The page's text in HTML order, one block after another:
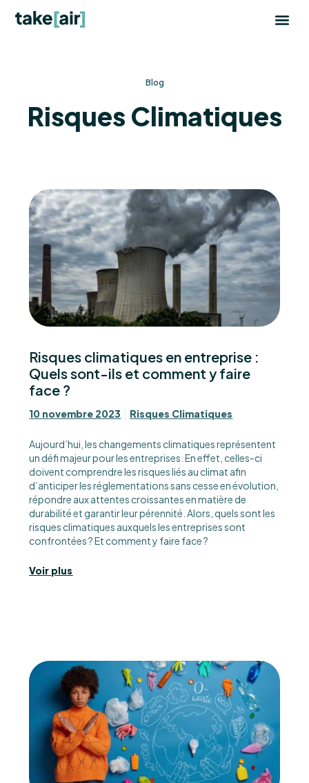
Blog
Risques Climatiques
Risques climatiques en entreprise :
Quels sont-ils et comment y faire
face ?
10 novembre 2023 Risques Climatiques
Aujourd’hui, les changements climatiques représentent
un défi majeur pour les entreprises. En effet, celles-ci
doivent comprendre les risques liés au climat afin
d’anticiper les réglementations sans cesse en évolution,
répondre aux attentes croissantes en matière de
durabilité et garantir leur pérennité. Alors, quels sont les
risques climatiques auxquels les entreprises sont
confrontées ? Et comment y faire face ?
Voir plus